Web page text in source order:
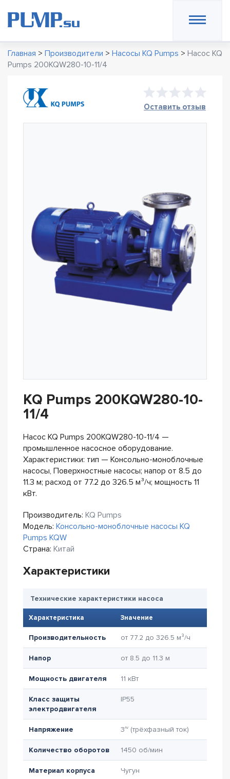
Главная > Производители > Насосы KQ Pumps > Насос KQ
Pumps 200KQW280-10-11/4
Оставить отзыв
KQ Pumps 200KQW280-10-
11/4
Насос KQ Pumps 200KQW280-10-11/4 —
промышленное насосное оборудование.
Характеристики: тип — Консольно-моноблочные
насосы, Поверхностные насосы; напор от 8.5 до
11.3 м; расход от 77.2 до 326.5 м³/ч; мощность 11
кВт.
Производитель: KQ Pumps
Модель: Консольно-моноблочные насосы KQ
Pumps KQW
Страна: Китай
Характеристики
Технические характеристики насоса
Характеристика Значение
Производительность от 77.2 до 326.5 м³/ч
Напор от 8.5 до 11.3 м
Мощность двигателя 11 кВт
Класс защиты
электродвигателя
IP55
Напряжение 3~ (трёхфазный ток)
Количество оборотов 1450 об/мин
Материал корпуса Чугун